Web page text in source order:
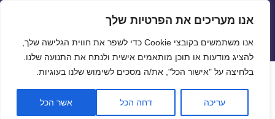
פתח
אנו מעריכים את הפרטיות שלך
אנו משתמשים בקובצי Cookie כדי לשפר את חווית הגלישה שלך,
להציג מודעות או תוכן מותאמים אישית ולנתח את התנועה שלנו.
בלחיצה על "אישור הכל", את/ה מסכים לשימוש שלנו בעוגיות.
עריכה דחה הכל אשר הכל
שערי חליפין יציגים – שער יציג
תפריטים
ווידג'טים
שערי חליפין יומיים לתאריך
12/10/2018